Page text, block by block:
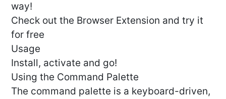
way!
Check out the Browser Extension and try it
for free
Usage
Install, activate and go!
Using the Command Palette
The command palette is a keyboard-driven,